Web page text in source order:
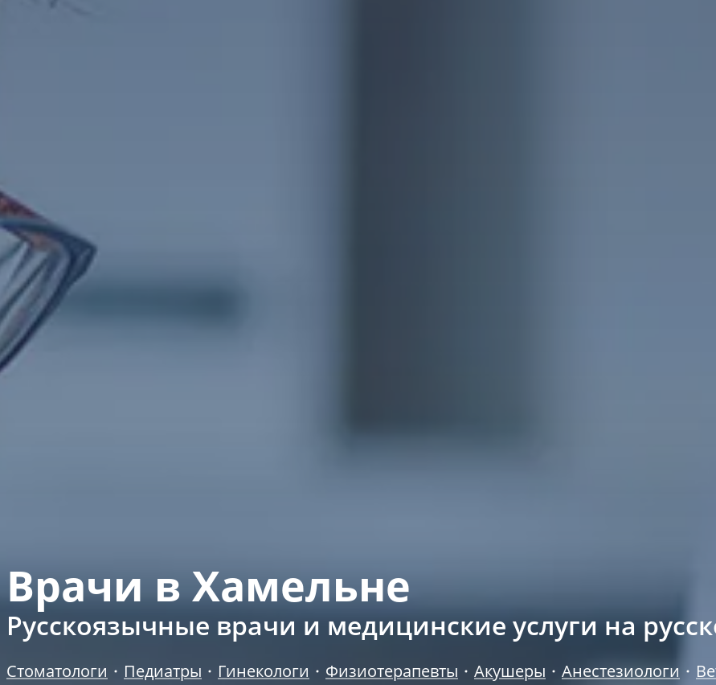
Врачи в Хамельне
Русскоязычные врачи и медицинские услуги на
Стоматологи Педиатры Гинекологи Физиотерапевты Акушеры Анестезиологи